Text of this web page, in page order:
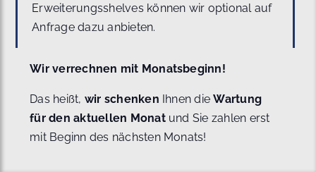
Erweiterungsshelves können wir optional auf
Anfrage dazu anbieten.
Wir verrechnen mit Monatsbeginn!
Das heißt, wir schenken Ihnen dieWartung
für den aktuellen Monat und Sie zahlen erst
mit Beginn des nächsten Monats!